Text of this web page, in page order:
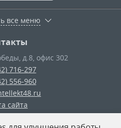
все меню
д.8, офис 302
716-297
556-960
сайта